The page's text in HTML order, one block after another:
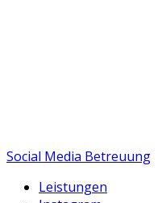
Social Media Betreuung
Leistungen